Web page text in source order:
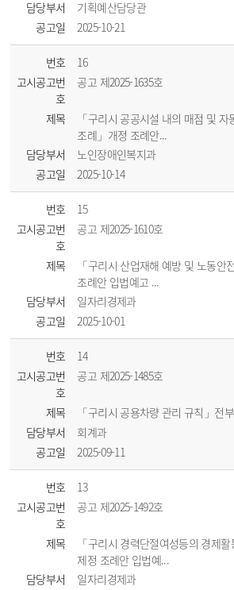
담당부서
기획예산담당관
공고일
2025-10-21
번호
16
고시공고번
호
공고 제2025-1635호
제목
「구리시 공공시설 내의 매점 및
조례」개정 조례안...
담당부서
노인장애인복지과
공고일
2025-10-14
번호
15
고시공고번
호
공고 제2025-1610호
제목
「구리시 산업재해 예방 및 노동안
조례안 입법예고 ...
담당부서
일자리경제과
공고일
2025-10-01
번호
14
고시공고번
호
공고 제2025-1485호
제목
「구리시 공용차량 관리 규칙」전
담당부서
회계과
공고일
2025-09-11
번호
13
고시공고번
호
공고 제2025-1492호
제목
「구리시 경력단절여성등의 경제
제정 조례안 입법예...
담당부서
일자리경제과